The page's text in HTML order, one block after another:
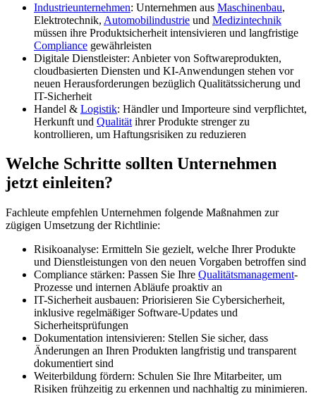
Industrieunternehmen: Unternehmen aus Maschinenbau,
Elektrotechnik, Automobilindustrie und Medizintechnik
müssen ihre Produktsicherheit intensivieren und langfristige
Compliance gewährleisten
Digitale Dienstleister: Anbieter von Softwareprodukten,
cloudbasierten Diensten und KI-Anwendungen stehen vor
neuen Herausforderungen bezüglich Qualitätssicherung und
IT-Sicherheit
Handel & Logistik: Händler und Importeure sind verpflichtet,
Herkunft und Qualität ihrer Produkte strenger zu
kontrollieren, um Haftungsrisiken zu reduzieren
Welche Schritte sollten Unternehmen
jetzt einleiten?
Fachleute empfehlen Unternehmen folgende Maßnahmen zur
zügigen Umsetzung der Richtlinie:
Risikoanalyse: Ermitteln Sie gezielt, welche Ihrer Produkte
und Dienstleistungen von den neuen Vorgaben betroffen sind
Compliance stärken: Passen Sie Ihre Qualitätsmanagement-
Prozesse und internen Abläufe proaktiv an
IT-Sicherheit ausbauen: Priorisieren Sie Cybersicherheit,
inklusive regelmäßiger Software-Updates und
Sicherheitsprüfungen
Dokumentation intensivieren: Stellen Sie sicher, dass
Änderungen an Ihren Produkten langfristig und transparent
dokumentiert sind
Weiterbildung fördern: Schulen Sie Ihre Mitarbeiter, um
Risiken frühzeitig zu erkennen und nachhaltig zu minimieren.